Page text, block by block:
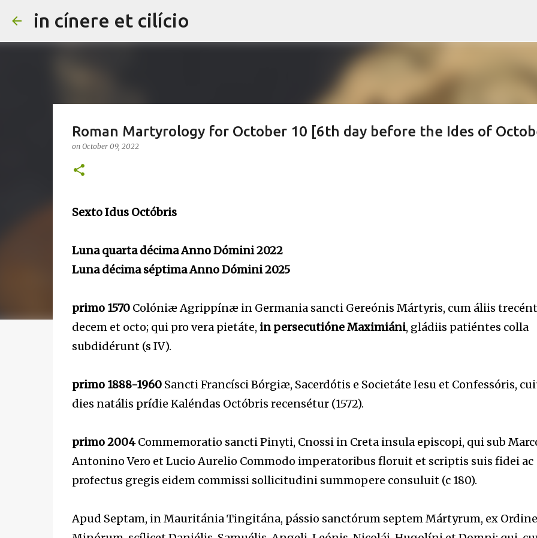
in cínere et cilício
Roman Martyrology for October 10 [6th day before the Ides of
on October 09, 2022
Sexto Idus Octóbris
Luna quarta décima Anno Dómini 2022
Luna décima séptima Anno Dómini 2025
primo 1570Colóniæ Agrippínæ in Germania sancti Gereónis Mártyris, cum áliis
decem et octo; qui pro vera pietáte, in persecutióne Maximiáni, gládiis patiéntes colla
subdidérunt (s IV).
primo 1888-1960Sancti Francísci Bórgiæ, Sacerdótis e Societáte Iesu et Confessóris,
dies natális prídie Kaléndas Octóbris recensétur (1572).
primo 2004Commemoratio sancti Pinyti, Cnossi in Creta insula episcopi, qui sub
Antonino Vero et Lucio Aurelio Commodo imperatoribus floruit et scriptis suis fidei ac
profectus gregis eidem commissi sollicitudini summopere consuluit (c 180).
Apud Septam, in Mauritánia Tingitána, pássio sanctórum septem Mártyrum, ex Ordine